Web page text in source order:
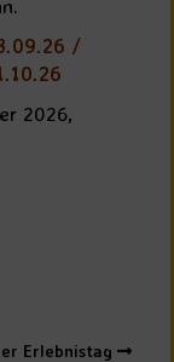
/
2026,
Erlebnistag